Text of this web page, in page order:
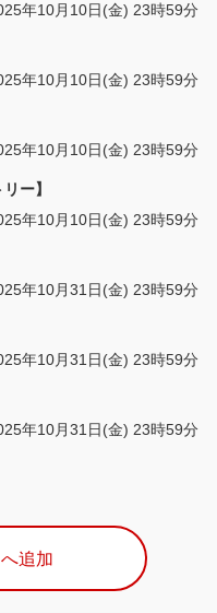
年10月10日(金) 23時59分
年10月10日(金) 23時59分
年10月10日(金) 23時59分
ー】
年10月10日(金) 23時59分
年10月31日(金) 23時59分
年10月31日(金) 23時59分
年10月31日(金) 23時59分
追加